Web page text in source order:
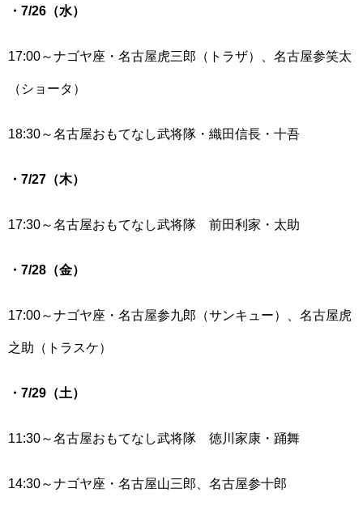
・7/26（水）
17:00～ナゴヤ座・名古屋虎三郎（トラザ）、名古屋参笑太
（ショータ）
18:30～名古屋おもてなし武将隊・織田信長・十吾
・7/27（木）
17:30～名古屋おもてなし武将隊 前田利家・太助
・7/28（金）
17:00～ナゴヤ座・名古屋参九郎（サンキュー）、名古屋虎
之助（トラスケ）
・7/29（土）
11:30～名古屋おもてなし武将隊 徳川家康・踊舞
14:30～ナゴヤ座・名古屋山三郎、名古屋参十郎